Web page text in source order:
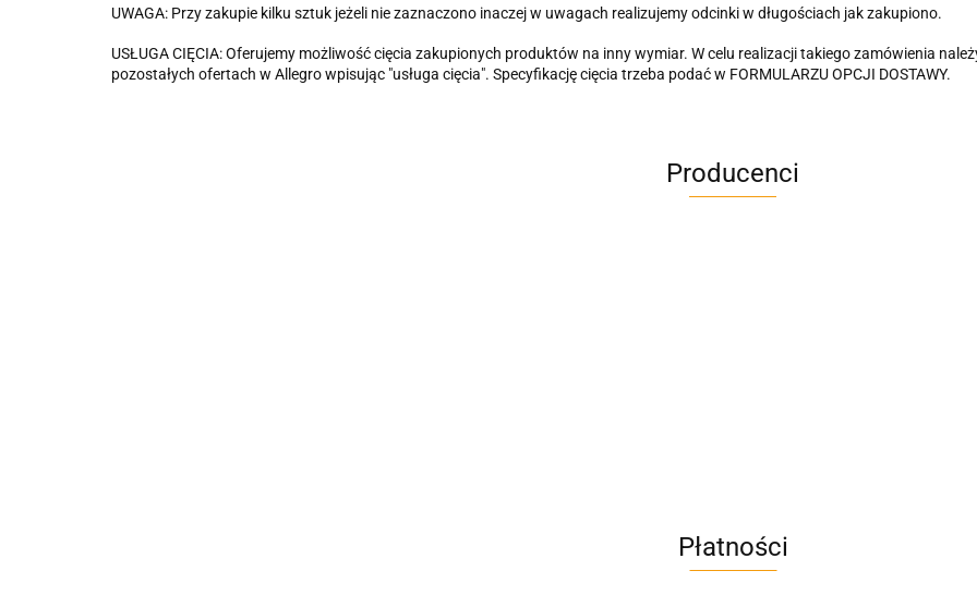
UWAGA: Przy zakupie kilku sztuk jeżeli nie zaznaczono inaczej w uwagach realizujemy odcinki w długościach jak zakupiono.
USŁUGA CIĘCIA: Oferujemy możliwość cięcia zakupionych produktów na inny wymiar. W celu realizacji takiego zamówienia
pozostałych ofertach w Allegro wpisując "usługa cięcia". Specyfikację cięcia trzeba podać w FORMULARZU OPCJI DOSTAWY.
Producenci
AC EasyLine
Płatności